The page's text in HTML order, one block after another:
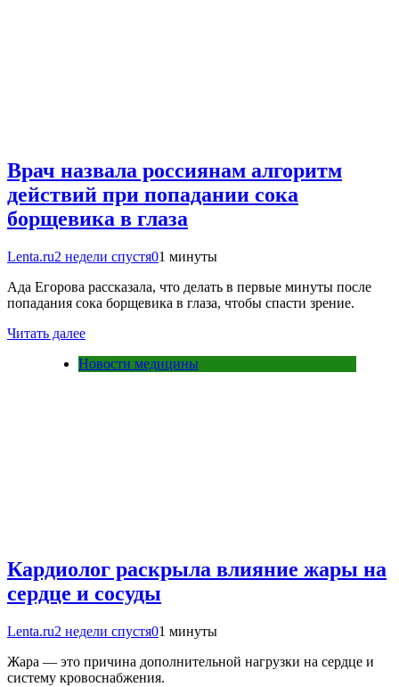
Врач назвала россиянам алгоритм
действий при попадании сока
борщевика в глаза
Lenta.ru2 недели спустя01 минуты
Ада Егорова рассказала, что делать в первые минуты после
попадания сока борщевика в глаза, чтобы спасти зрение.
Читать далее
Новости медицины
Кардиолог раскрыла влияние жары на
сердце и сосуды
Lenta.ru2 недели спустя01 минуты
Жара — это причина дополнительной нагрузки на сердце и
систему кровоснабжения.